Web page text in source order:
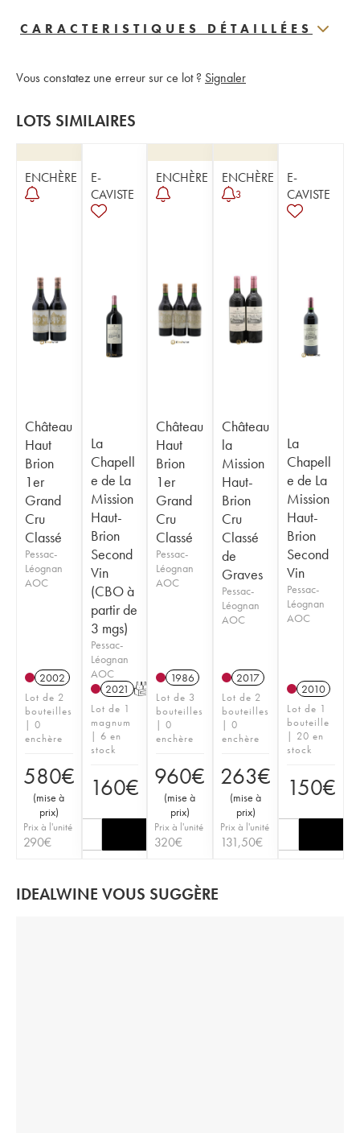
CARACTERISTIQUES DÉTAILLÉES
Vous constatez une erreur sur ce lot ? Signaler
LOTS SIMILAIRES
ENCHÈRE
Château
Haut
Brion
1er
Grand
Cru
Classé
Pessac-
Léognan
AOC
2002
Lot de 2
bouteilles
| 0
enchère
580€
(mise à
prix)
Prix à l'unité
290€
E-
CAVISTE
La
Chapell
e de La
Mission
Haut-
Brion
Second
Vin
(CBO à
partir de
3 mgs)
Pessac-
Léognan
AOC
2021 T
Lot de 1
magnum
| 6 en
stock
160€
ENCHÈRE
Château
Haut
Brion
1er
Grand
Cru
Classé
Pessac-
Léognan
AOC
1986
Lot de 3
bouteilles
| 0
enchère
960€
(mise à
prix)
Prix à l'unité
320€
ENCHÈRE
3
Château
la
Mission
Haut-
Brion
Cru
Classé
de
Graves
Pessac-
Léognan
AOC
2017
Lot de 2
bouteilles
| 0
enchère
263€
(mise à
prix)
Prix à l'unité
131,50€
E-
CAVISTE
La
Chapell
e de La
Mission
Haut-
Brion
Second
Vin
Pessac-
Léognan
AOC
2010
Lot de 1
bouteille
| 20 en
stock
150€
IDEALWINE VOUS SUGGÈRE